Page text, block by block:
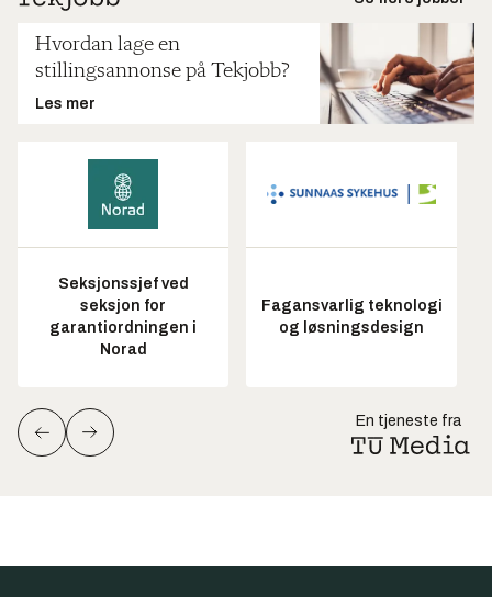
Hvordan lage en
stillingsannonse på Tekjobb?
Les mer
Seksjonssjef ved
seksjon for
garantiordningen i
Norad
Fagansvarlig teknologi
og løsningsdesign
En tjeneste fra